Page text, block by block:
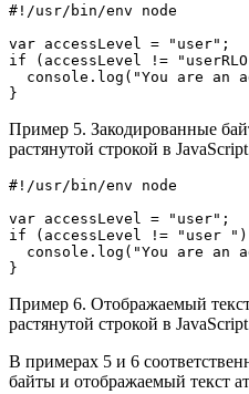
#!/usr/bin/env node
var accessLevel = "user";
if (accessLevel !=
console.log("You are an
}
Пример 5. Закодированные
растянутой строкой в
#!/usr/bin/env node
var accessLevel = "user";
if (accessLevel != "user
console.log("You are an
}
Пример 6. Отображаемый
растянутой строкой в
В примерах 5 и 6
байты и отображаемый текст